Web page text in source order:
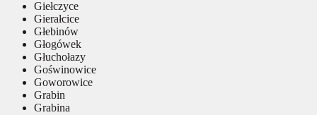
Giełczyce
Gierałcice
Głebinów
Głogówek
Głuchołazy
Goświnowice
Goworowice
Grabin
Grabina